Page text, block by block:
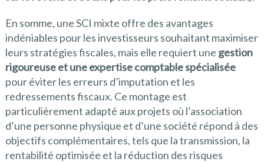
En somme, une SCI mixte offre des avantages
indéniables pour les investisseurs souhaitant maximiser
leurs stratégies fiscales, mais elle requiert une gestion
rigoureuse et une expertise comptable spécialisée
pour éviter les erreurs d’imputation et les
redressements fiscaux. Ce montage est
particulièrement adapté aux projets où l’association
d’une personne physique et d’une société répond à des
objectifs complémentaires, tels que la transmission, la
rentabilité optimisée et la réduction des risques